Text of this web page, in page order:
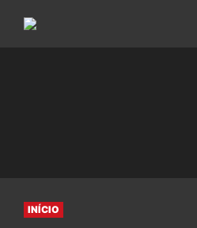
INÍCIO